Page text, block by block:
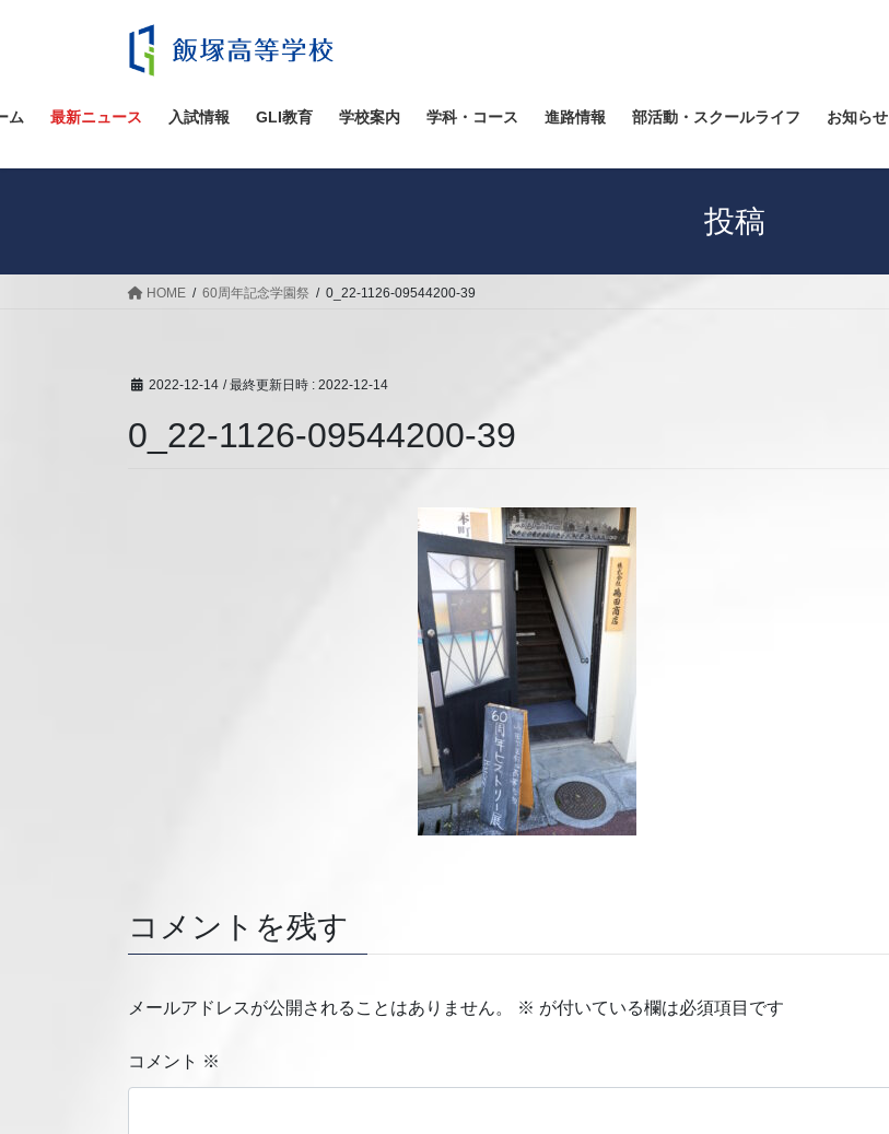
ツ
ス
シ
ン
ム 最新ニュース 入試情報 GLI教育 学校案内 学科・コース 進路情報 部活動・スクールライフ お知らせ
投稿
HOME 60周年記念学園祭 0_22-1126-09544200-39
2022-12-14 / 最終更新日時 : 2022-12-14
0_22-1126-09544200-39
コメントを残す
メールアドレスが公開されることはありません。 ※ が付いている欄は必須項目です
コメント ※